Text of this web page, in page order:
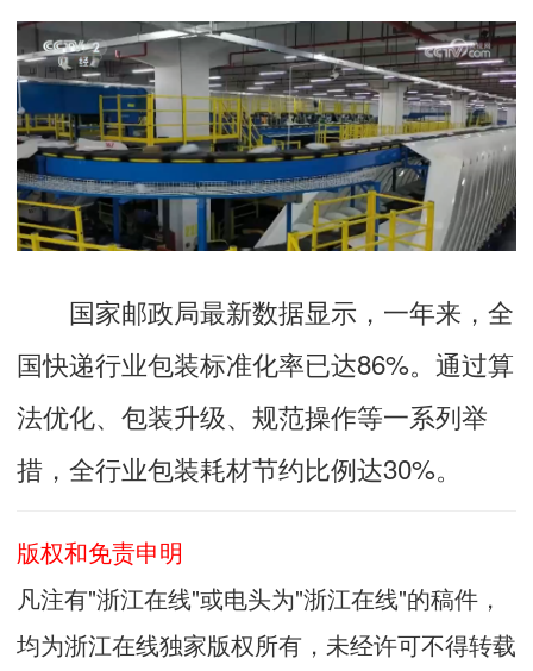
国家邮政局最新数据显示，一年来，全
国快递行业包装标准化率已达86%。通过算
法优化、包装升级、规范操作等一系列举
措，全行业包装耗材节约比例达30%。
版权和免责申明
凡注有"浙江在线"或电头为"浙江在线"的稿件，
均为浙江在线独家版权所有，未经许可不得转载